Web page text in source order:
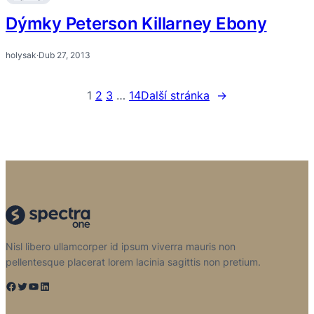
Dýmky Peterson Killarney Ebony
holysak·Dub 27, 2013
1 2 3 … 14Další stránka →
Nisl libero ullamcorper id ipsum viverra mauris non
pellentesque placerat lorem lacinia sagittis non pretium.
Facebook Twitter YouTube LinkedIn